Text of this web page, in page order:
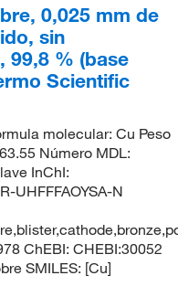
0,025 mm de
sin
99,8 % (base
Scientific
molecular: Cu Peso
Número MDL:
InChI:
UHFFFAOYSA-N
ChEBI: CHEBI:30052
SMILES: [Cu]